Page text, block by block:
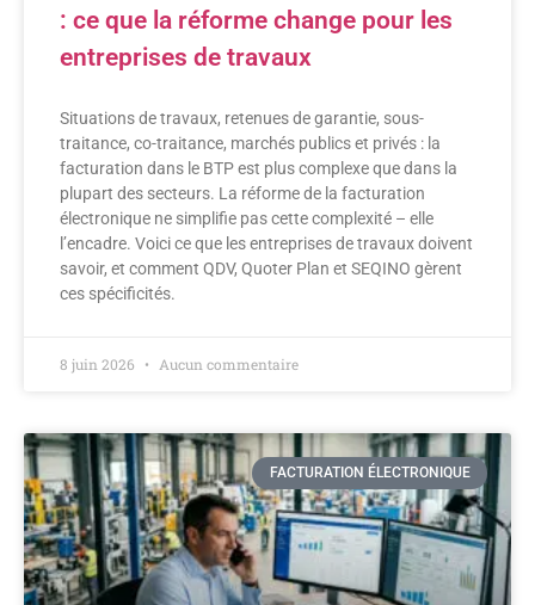
: ce que la réforme change pour les
entreprises de travaux
Situations de travaux, retenues de garantie, sous-
traitance, co-traitance, marchés publics et privés : la
facturation dans le BTP est plus complexe que dans la
plupart des secteurs. La réforme de la facturation
électronique ne simplifie pas cette complexité – elle
l’encadre. Voici ce que les entreprises de travaux doivent
savoir, et comment QDV, Quoter Plan et SEQINO gèrent
ces spécificités.
8 juin 2026 Aucun commentaire
FACTURATION ÉLECTRONIQUE